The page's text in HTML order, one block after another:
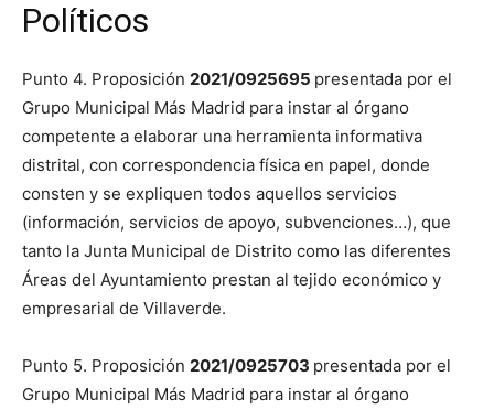
Políticos
Punto 4. Proposición 2021/0925695 presentada por el
Grupo Municipal Más Madrid para instar al órgano
competente a elaborar una herramienta informativa
distrital, con correspondencia física en papel, donde
consten y se expliquen todos aquellos servicios
(información, servicios de apoyo, subvenciones…), que
tanto la Junta Municipal de Distrito como las diferentes
Áreas del Ayuntamiento prestan al tejido económico y
empresarial de Villaverde.
Punto 5. Proposición 2021/0925703 presentada por el
Grupo Municipal Más Madrid para instar al órgano